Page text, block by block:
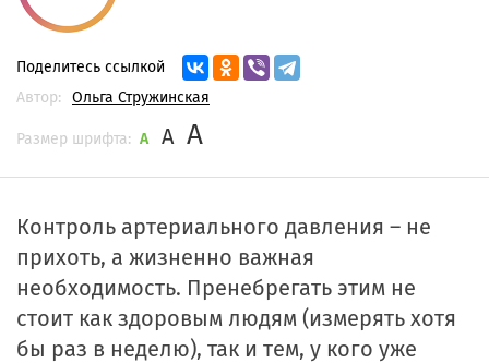
Поделитесь ссылкой
Автор:
Ольга Стружинская
Размер шрифта: A A A
Контроль артериального давления – не
прихоть, а жизненно важная
необходимость. Пренебрегать этим не
стоит как здоровым людям (измерять хотя
бы раз в неделю), так и тем, у кого уже